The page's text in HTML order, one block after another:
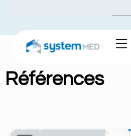
Références